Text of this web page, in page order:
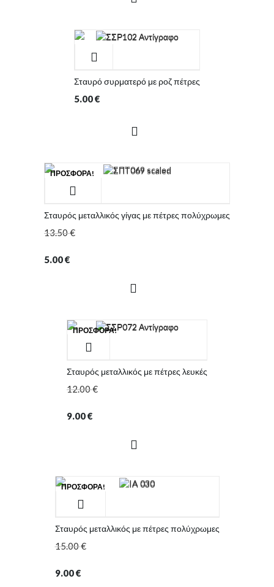
Σταυρό συρματερό με ροζ πέτρες
5.00€
ΠΡΟΣΦΟΡΆ!
Σταυρός μεταλλικός γίγας με πέτρες πολύχρωμες
13.50€
5.00€
ΠΡΟΣΦΟΡΆ!
Σταυρός μεταλλικός με πέτρες λευκές
12.00€
9.00€
ΠΡΟΣΦΟΡΆ!
Σταυρός μεταλλικός με πέτρες πολύχρωμες
15.00€
9.00€